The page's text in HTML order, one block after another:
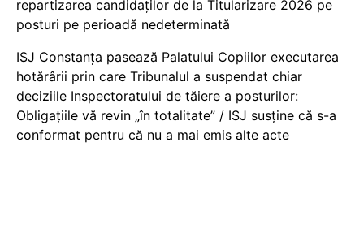
repartizarea candidaților de la Titularizare 2026 pe
posturi pe perioadă nedeterminată
ISJ Constanța pasează Palatului Copiilor executarea
hotărârii prin care Tribunalul a suspendat chiar
deciziile Inspectoratului de tăiere a posturilor:
Obligațiile vă revin „în totalitate” / ISJ susține că s-a
conformat pentru că nu a mai emis alte acte